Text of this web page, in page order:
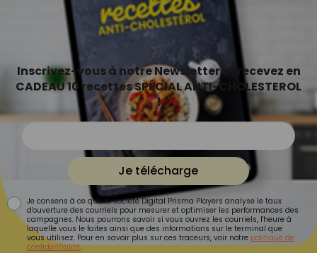
Inscrivez-vous à notre Newsletter et recevez en
CADEAU 10 recettes SPÉCIAL ANTI-CHOLESTEROL
!
Je télécharge
Je consens à ce que la société Digital Prisma Players analyse le taux
d'ouverture des courriels pour mesurer et optimiser les performances des
campagnes. Nous pourrons savoir si vous ouvrez les courriels, l'heure à
laquelle vous le faites ainsi que des informations sur le terminal que
vous utilisez. Pour en savoir plus sur ces traceurs, voir notre politique de
confidentialité.